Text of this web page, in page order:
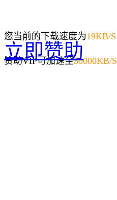
您当前的下载速度为19KB/S
赞助VIP可加速至50000KB/S
立即赞助